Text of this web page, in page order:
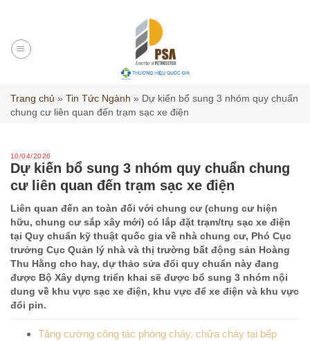
content
Trang chủ » Tin Tức Ngành » Dự kiến bổ sung 3 nhóm quy chuẩn
chung cư liên quan đến trạm sạc xe điện
10/04/2026
Dự kiến bổ sung 3 nhóm quy chuẩn chung
cư liên quan đến trạm sạc xe điện
Liên quan đến an toàn đối với chung cư (chung cư hiện
hữu, chung cư sắp xây mới) có lắp đặt trạm/trụ sạc xe điện
tại Quy chuẩn kỹ thuật quốc gia về nhà chung cư, Phó Cục
trưởng Cục Quản lý nhà và thị trường bất động sản Hoàng
Thu Hằng cho hay, dự thảo sửa đổi quy chuẩn này đang
được Bộ Xây dựng triển khai sẽ được bổ sung 3 nhóm nội
dung về khu vực sạc xe điện, khu vực để xe điện và khu vực
đổi pin.
Tăng cường công tác phòng cháy, chữa cháy tại bếp